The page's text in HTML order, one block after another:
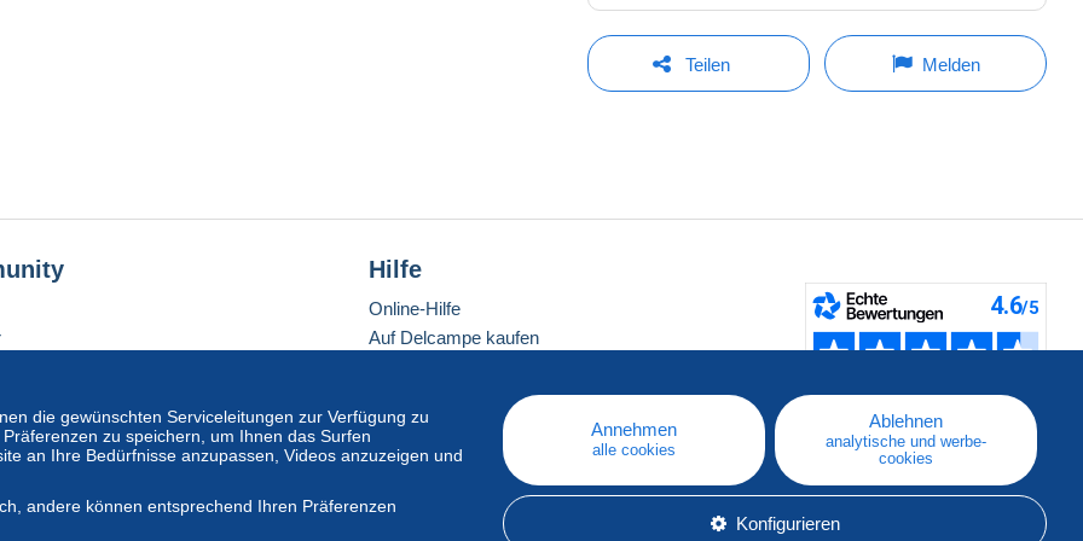
Teilen Melden
die gewünschten Serviceleitungen zur Verfügung zu
zu speichern, um Ihnen das Surfen
an Ihre Bedürfnisse anzupassen, Videos anzuzeigen und
andere können entsprechend Ihren Präferenzen
Annehmen
alle cookies
Ablehnen
analytische und werbe-
cookies
Konfigurieren
Hilfe
Online-Hilfe
Auf Delcampe kaufen
Eine sichere Website